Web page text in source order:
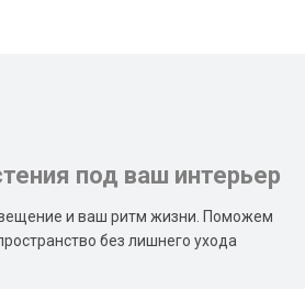
под ваш интерьер
и ваш ритм жизни. Поможем
без лишнего ухода